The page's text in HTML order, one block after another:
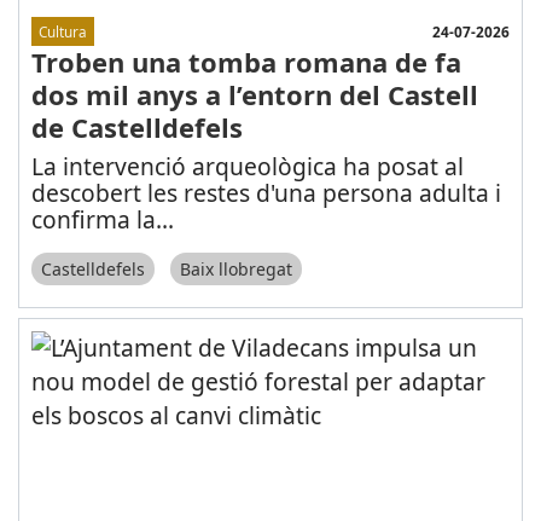
Cultura 24-07-2026
Troben una tomba romana de fa
dos mil anys a l’entorn del Castell
de Castelldefels
La intervenció arqueològica ha posat al
descobert les restes d'una persona adulta i
confirma la...
Castelldefels Baix llobregat